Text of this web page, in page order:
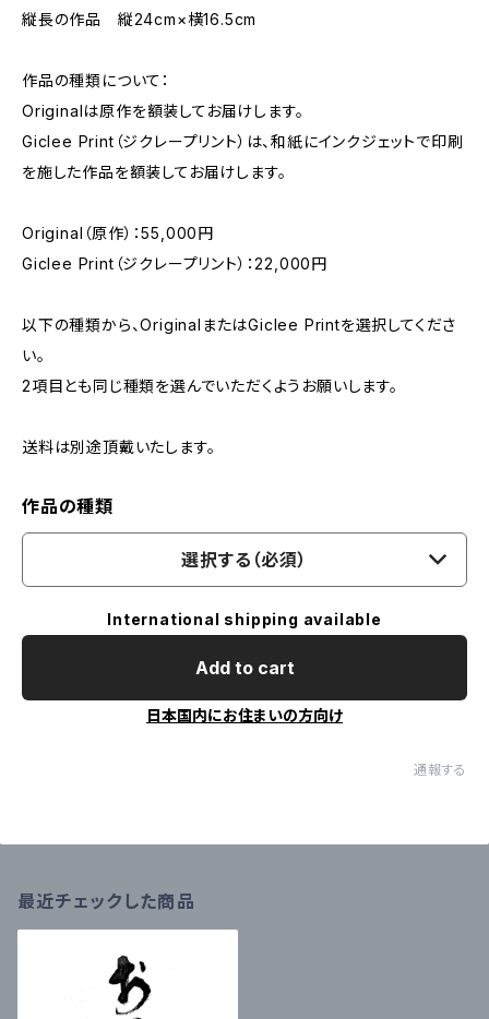
縦長の作品 縦24cm×横16.5cm
作品の種類について：
Originalは原作を額装してお届けします。
Giclee Print（ジクレープリント）は、和紙にインクジェットで印刷
を施した作品を額装してお届けします。
Original（原作）：55,000円
Giclee Print（ジクレープリント）：22,000円
以下の種類から、OriginalまたはGiclee Printを選択してくださ
い。
2項目とも同じ種類を選んでいただくようお願いします。
送料は別途頂戴いたします。
作品の種類
選択する（必須）
International shipping available
Add to cart
日本国内にお住まいの方向け
通報する
最近チェックした商品